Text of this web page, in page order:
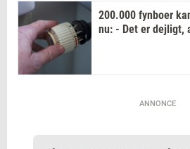
200.000 fynboer
nu: - Det er dejligt,
ANNONCE